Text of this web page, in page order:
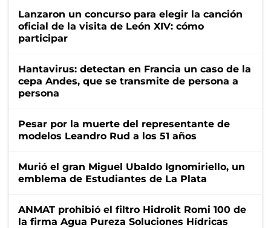
Lanzaron un concurso para elegir la canción
oficial de la visita de León XIV: cómo
participar
Hantavirus: detectan en Francia un caso de la
cepa Andes, que se transmite de persona a
persona
Pesar por la muerte del representante de
modelos Leandro Rud a los 51 años
Murió el gran Miguel Ubaldo Ignomiriello, un
emblema de Estudiantes de La Plata
ANMAT prohibió el filtro Hidrolit Romi 100 de
la firma Agua Pureza Soluciones Hídricas